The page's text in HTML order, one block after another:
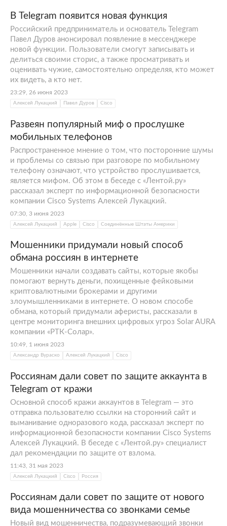
В Telegram появится новая функция
Российский предприниматель и основатель Telegram
Павел Дуров анонсировал появление в мессенджере
новой функции. Пользователи смогут записывать и
делиться своими сторис, а также просматривать и
оценивать чужие, самостоятельно определяя, кто может
их видеть, а кто нет.
23:29, 26 июня 2023
Алексей Лукацкий Павел Дуров Cisco
Развеян популярный миф о прослушке
мобильных телефонов
Распространенное мнение о том, что посторонние шумы
и проблемы со связью при разговоре по мобильному
телефону означают, что устройство прослушивается,
является мифом. Об этом в беседе с «Лентой.ру»
рассказал эксперт по информационной безопасности
компании Cisco Systems Алексей Лукацкий.
07:30, 3 июня 2023
Алексей Лукацкий Apple Cisco Соединённые Штаты Америки
Мошенники придумали новый способ
обмана россиян в интернете
Мошенники начали создавать сайты, которые якобы
помогают вернуть деньги, похищенные фейковыми
криптовалютными брокерами и другими
злоумышленниками в интернете. О новом способе
обмана, который придумали аферисты, рассказали в
центре мониторинга внешних цифровых угроз Solar AURA
компании «РТК-Солар».
10:49, 1 июня 2023
Александр Вураско Алексей Лукацкий Cisco
Россиянам дали совет по защите аккаунта в
Telegram от кражи
Основной способ кражи аккаунтов в Telegram — это
отправка пользователю ссылки на сторонний сайт и
выманивание одноразового кода, рассказал эксперт по
информационной безопасности компании Cisco Systems
Алексей Лукацкий. В беседе с «Лентой.ру» специалист
дал рекомендации по защите от взлома.
11:43, 31 мая 2023
Алексей Лукацкий Cisco Россия
Россиянам дали совет по защите от нового
вида мошенничества со звонками семье
Новый вид мошенничества, подразумевающий звонки